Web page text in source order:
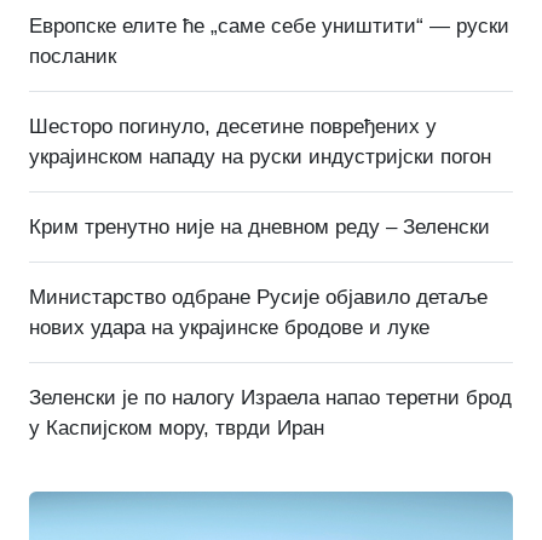
Европске елите ће „саме себе уништити“ — руски
посланик
Шесторо погинуло, десетине повређених у
украјинском нападу на руски индустријски погон
Крим тренутно није на дневном реду – Зеленски
Министарство одбране Русије објавило детаље
нових удара на украјинске бродове и луке
Зеленски је по налогу Израела напао теретни брод
у Каспијском мору, тврди Иран